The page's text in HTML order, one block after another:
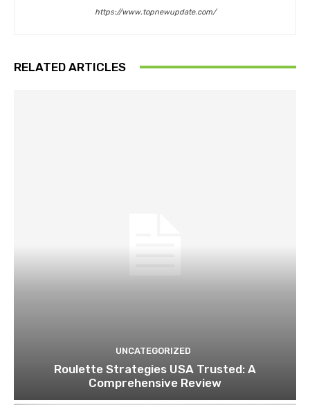
https://www.topnewupdate.com/
RELATED ARTICLES
UNCATEGORIZED
Roulette Strategies USA Trusted: A
Comprehensive Review